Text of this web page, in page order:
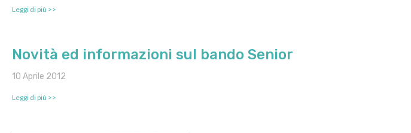
Leggi di più >>
Novità ed informazioni sul bando Senior
10 Aprile 2012
Leggi di più >>